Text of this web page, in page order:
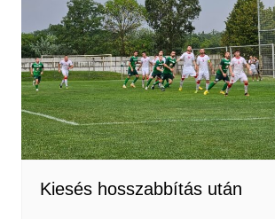
Kiesés hosszabbítás után